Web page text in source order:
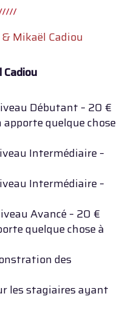
Débutant – 20 €
apporte quelque chose
Intermédiaire –
Intermédiaire –
Avancé – 20 €
quelque chose à
des
les stagiaires ayant